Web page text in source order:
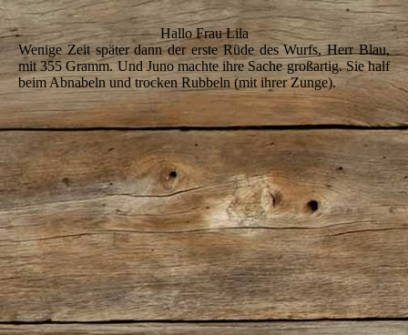
Hallo Frau Lila
Wenige Zeit später dann der erste Rüde des Wurfs, Herr Blau,
mit 355 Gramm. Und Juno machte ihre Sache großartig. Sie half
beim Abnabeln und trocken Rubbeln (mit ihrer Zunge).